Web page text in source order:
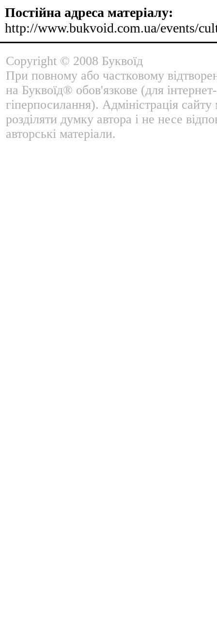
Постійна адреса матеріалу:
http://www.bukvoid.com.ua/events/
Copyright © 2008 Буквоїд
При повному або частковому
на Буквоїд® обов'язкове (для
гіперпосилання). Адміністрація
розділяти думку автора і не несе
авторські матеріали.